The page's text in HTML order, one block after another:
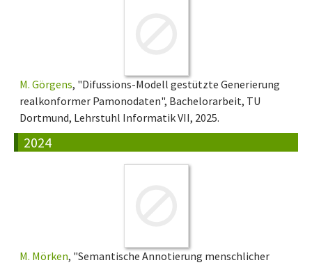
M. Görgens, "Difussions-Modell gestützte Generierung
realkonformer Pamonodaten", Bachelorarbeit, TU
Dortmund, Lehrstuhl Informatik VII, 2025.
2024
M. Mörken, "Semantische Annotierung menschlicher